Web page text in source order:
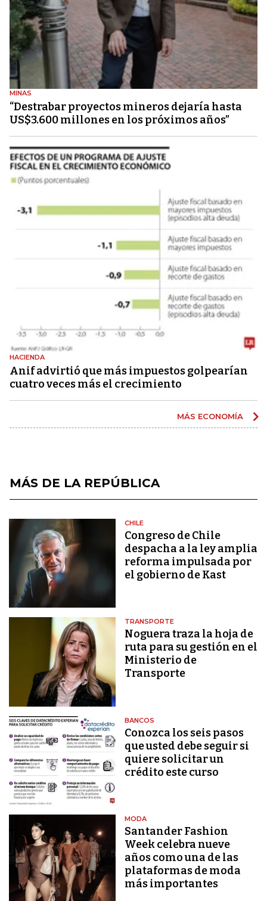
MINAS
“Destrabar proyectos mineros dejaría hasta
US$3.600 millones en los próximos años”
HACIENDA
Anif advirtió que más impuestos golpearían
cuatro veces más el crecimiento
MÁS ECONOMÍA
MÁS DE LA REPÚBLICA
CHILE
Congreso de Chile
despacha a la ley amplia
reforma impulsada por
el gobierno de Kast
TRANSPORTE
Noguera traza la hoja de
ruta para su gestión en el
Ministerio de
Transporte
BANCOS
Conozca los seis pasos
que usted debe seguir si
quiere solicitar un
crédito este curso
MODA
Santander Fashion
Week celebra nueve
años como una de las
plataformas de moda
más importantes